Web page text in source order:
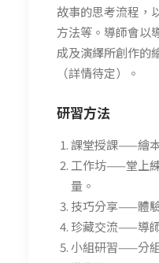
故事的思考流程，
方法等。導師會以
成及演繹所創作的
（詳情待定）。
研習方法
課堂授課——繪
工作坊——堂上
量。
技巧分享——體
珍藏交流——導
小組研習——分